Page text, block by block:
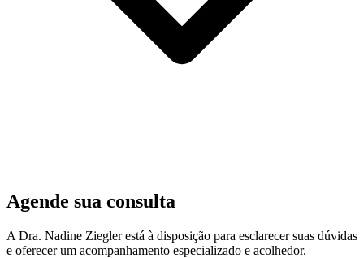
Agende sua consulta
A Dra. Nadine Ziegler está à disposição para esclarecer suas dúvidas
e oferecer um acompanhamento especializado e acolhedor.